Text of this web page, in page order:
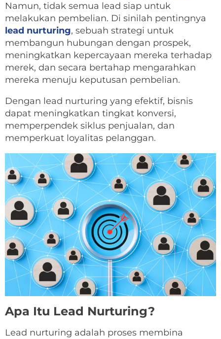
Namun, tidak semua lead siap untuk
melakukan pembelian. Di sinilah pentingnya
lead nurturing, sebuah strategi untuk
membangun hubungan dengan prospek,
meningkatkan kepercayaan mereka terhadap
merek, dan secara bertahap mengarahkan
mereka menuju keputusan pembelian.
Dengan lead nurturing yang efektif, bisnis
dapat meningkatkan tingkat konversi,
memperpendek siklus penjualan, dan
memperkuat loyalitas pelanggan.
Apa Itu Lead Nurturing?
Lead nurturing adalah proses membina